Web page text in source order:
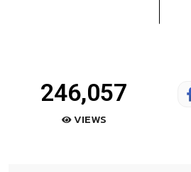
246,057
VIEWS